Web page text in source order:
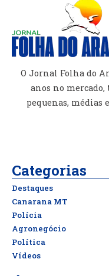
O Jornal Folha do
anos no
pequenas, médias
Categorias
Destaques
Canarana MT
Polícia
Agronegócio
Política
Vídeos